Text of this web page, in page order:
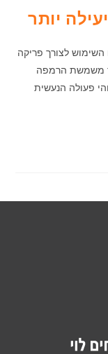
יותר
לצורך פריקה
משמשת הרמפה
פעולה הנעשית